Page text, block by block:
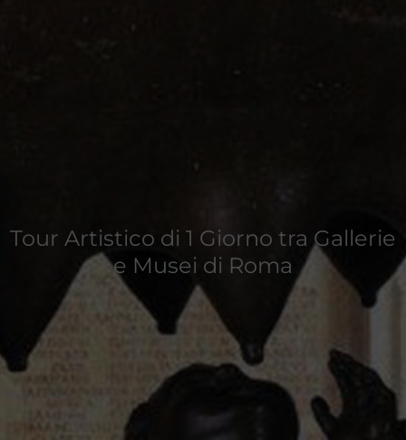
Tour Artistico di 1 Giorno tra Gallerie
e Musei di Roma